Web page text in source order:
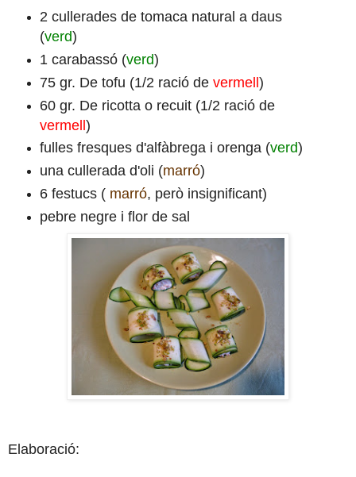
2 cullerades de tomaca natural a daus
(verd)
1 carabassó (verd)
75 gr. De tofu (1/2 ració de vermell)
60 gr. De ricotta o recuit (1/2 ració de
vermell)
fulles fresques d'alfàbrega i orenga (verd)
una cullerada d'oli (marró)
6 festucs ( marró, però insignificant)
pebre negre i flor de sal
Elaboració: